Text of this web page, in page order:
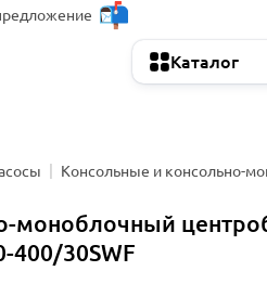
Каталог
Консольные и консольно-
моноблочный
400/30SWF